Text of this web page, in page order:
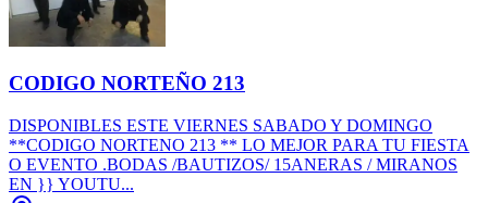
CODIGO NORTEÑO 213
DISPONIBLES ESTE VIERNES SABADO Y DOMINGO
**CODIGO NORTENO 213 ** LO MEJOR PARA TU FIESTA
O EVENTO .BODAS /BAUTIZOS/ 15ANERAS / MIRANOS
EN }} YOUTU...